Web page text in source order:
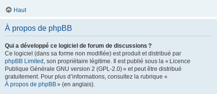
Haut
À propos de phpBB
Qui a développé ce logiciel de forum de discussions ?
Ce logiciel (dans sa forme non modifiée) est produit et distribué par
phpBB Limited , son propriétaire légitime. Il est publié sous la « Licence
Publique Générale GNU version 2 (GPL-2.0) » et peut être distribué
gratuitement. Pour plus d’informations, consultez la rubrique «
À propos de phpBB» (en anglais).